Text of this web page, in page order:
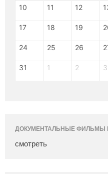
10 11 12
17 18 19
24 25 26
31 1 2 3
ДОКУМЕНТАЛЬНЫЕ ФИЛЬМЫ
смотреть